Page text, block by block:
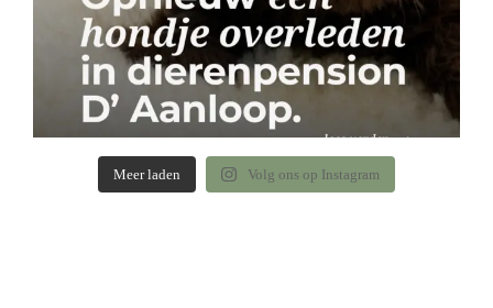
Meer laden Volg ons op Instagram